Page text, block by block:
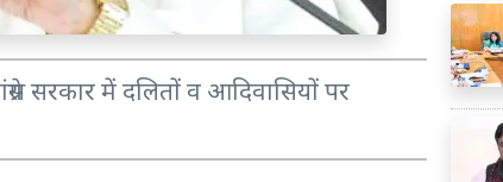
सरकार में दलितों व आदिवासियों पर